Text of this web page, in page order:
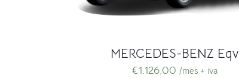
MERCEDES-BENZ Eqv
€1.126,00 /mes + iva